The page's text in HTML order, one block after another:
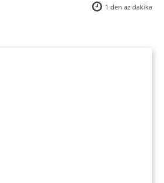
1 den az dakika